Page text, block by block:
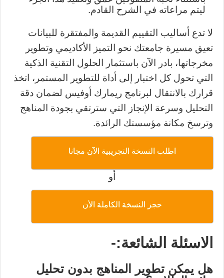
ليتم مراعاته في الشرح القادم.
لا تدع أساليب التقييم القديمة والمفتقرة للبيانات
تعيق مسيرة جامعتك نحو التميز الأكاديمي وتطوير
مخرجاتها، بادر الآن باستثمار الحلول التقنية الذكية
التي تحول كل اختبار إلى أداة للتطوير المستمر، اتخذ
قرارك بالانتقال لبرنامج ريمارك أوفيس لضمان دقة
التحليل وسرعة الإنجاز التي سترتقي بجودة المناهج
وترسخ مكانة مؤسستك الرائدة.
اطلب النسخة التجريبية الآن مجانا
أو
حجز النسخة الكاملة الأن
الاسئلة الشائعة:-
هل يمكن تطوير المناهج بدون تحليل